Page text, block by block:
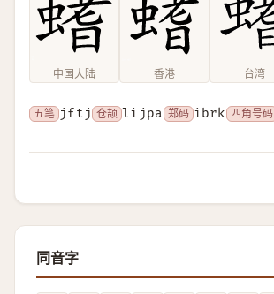
中国大陆 香港 台湾
五笔 jftj 仓颉 lijpa 郑码 ibrk 四角号码
同音字